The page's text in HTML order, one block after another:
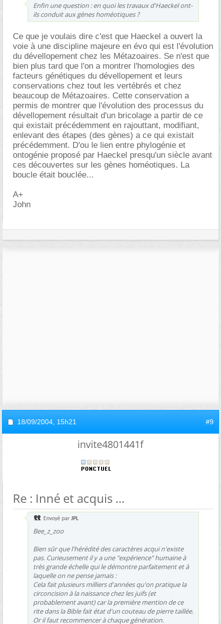
Enfin une question : en quoi les travaux d'Haeckel ont-
ils conduit aux gènes homéotiques ?
Ce que je voulais dire c'est que Haeckel a ouvert la
voie à une discipline majeure en évo qui est l'évolution
du dévellopement chez les Métazoaires. Se n'est que
bien plus tard que l'on a montrer l'homologies des
facteurs génétiques du dévellopement et leurs
conservations chez tout les vertébrés et chez
beaucoup de Métazoaires. Cette conservation a
permis de montrer que l'évolution des processus du
dévellopement résultait d'un bricolage a partir de ce
qui existait précédemment en rajouttant, modifiant,
enlevant des étapes (des gènes) a ce qui existait
précédemment. D'ou le lien entre phylogénie et
ontogénie proposé par Haeckel presqu'un siècle avant
ces découvertes sur les gènes homéotiques. La
boucle était bouclée...
A+
John
18/09/2004, 15h21 #9
invite4801441f
Re : Inné et acquis
Envoyé par JPL
Bee_z_zoo
Bien sûr que l'hérédité des caractères acqui n'existe
pas. Curieusement il y a une "expérience" humaine à
très grande échelle qui le démontre parfaitement et à
laquelle on ne pense jamais :
Cela fait plusieurs milliers d'années qu'on pratique la
circoncision à la naissance chez les juifs (et
probablement avant) car la première mention de ce
rite dans la Bible fait état d'un couteau de pierre taillée.
Or il faut recommencer à chaque génération.